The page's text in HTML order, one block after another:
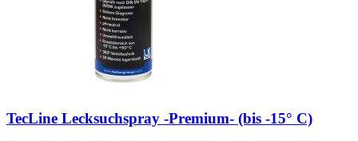
TecLine Lecksuchspray -Premium- (bis -15° C)